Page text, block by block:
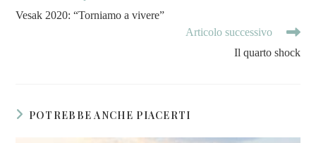
Vesak 2020: “Torniamo a vivere”
Articolo successivo
Il quarto shock
POTREBBE ANCHE PIACERTI